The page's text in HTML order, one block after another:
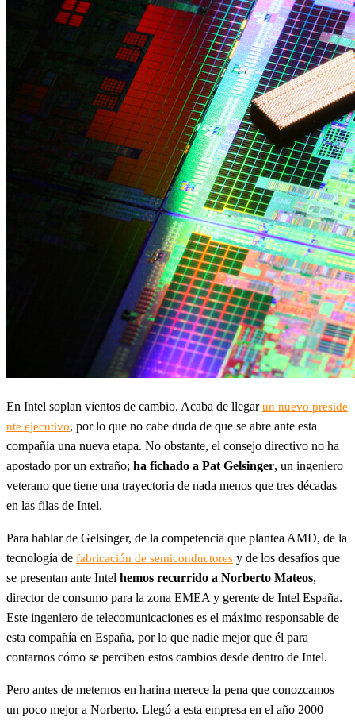
En Intel soplan vientos de cambio. Acaba de llegarun nuevo preside
nte ejecutivo, por lo que no cabe duda de que se abre ante esta
compañía una nueva etapa. No obstante, el consejo directivo no ha
apostado por un extraño; ha fichado a Pat Gelsinger, un ingeniero
veterano que tiene una trayectoria de nada menos que tres décadas
en las filas de Intel.
Para hablar de Gelsinger, de la competencia que plantea AMD, de la
tecnología de fabricación de semiconductores y de los desafíos que
se presentan ante Intel hemos recurrido a Norberto Mateos,
director de consumo para la zona EMEA y gerente de Intel España.
Este ingeniero de telecomunicaciones es el máximo responsable de
esta compañía en España, por lo que nadie mejor que él para
contarnos cómo se perciben estos cambios desde dentro de Intel.
Pero antes de meternos en harina merece la pena que conozcamos
un poco mejor a Norberto. Llegó a esta empresa en el año 2000